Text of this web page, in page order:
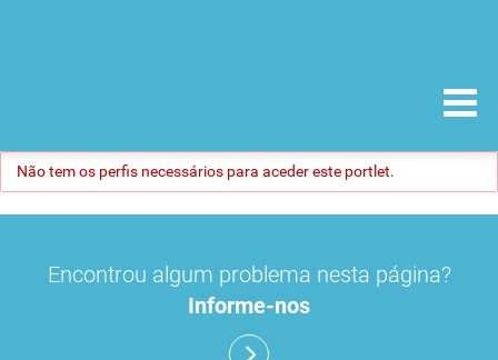
Não tem os perfis necessários para aceder este portlet.
Encontrou algum problema nesta página?
Informe-nos